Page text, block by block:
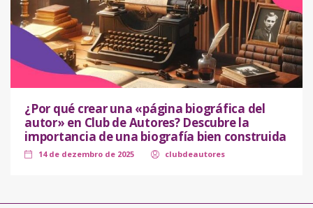
¿Por qué crear una «página biográfica del
autor» en Club de Autores? Descubre la
importancia de una biografía bien construida
14 de dezembro de 2025 clubdeautores